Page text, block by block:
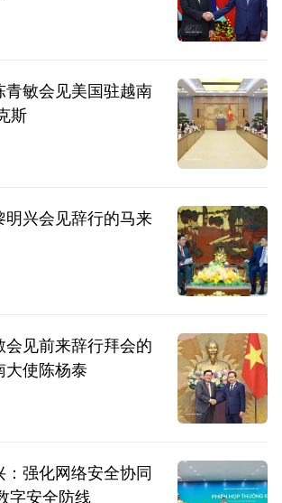
青敏会见美国驻越南
斯
明兴会见辞行的马来
会见前来辞行拜会的
大使陈杨泰
强化网络安全协同
字安全防线